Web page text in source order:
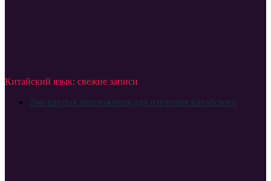
Китайский язык: свежие записи
Три крутых приложения для изучения китайского